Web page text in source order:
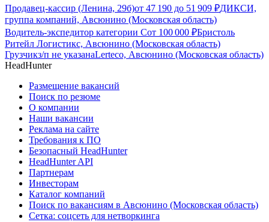
Продавец-кассир (Ленина, 29б)от 47 190 до 51 909 ₽ДИКСИ,
группа компаний, Авсюнино (Московская область)
Водитель-экспедитор категории Сот 100 000 ₽Бристоль
Ритейл Логистикс, Авсюнино (Московская область)
Грузчикз/п не указанаLerteco, Авсюнино (Московская область)
HeadHunter
Размещение вакансий
Поиск по резюме
О компании
Наши вакансии
Реклама на сайте
Требования к ПО
Безопасный HeadHunter
HeadHunter API
Партнерам
Инвесторам
Каталог компаний
Поиск по вакансиям в Авсюнино (Московская область)
Сетка: соцсеть для нетворкинга